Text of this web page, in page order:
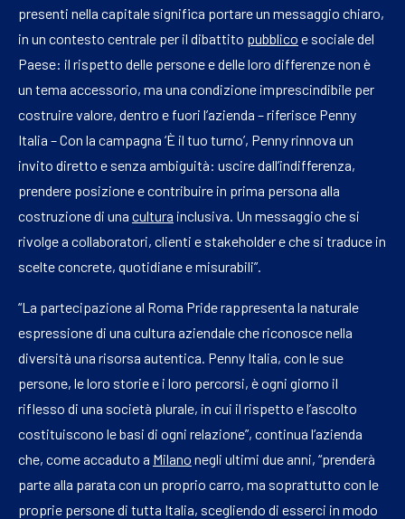
presenti nella capitale significa portare un messaggio chiaro,
in un contesto centrale per il dibattito pubblico e sociale del
Paese: il rispetto delle persone e delle loro differenze non è
un tema accessorio, ma una condizione imprescindibile per
costruire valore, dentro e fuori l’azienda – riferisce Penny
Italia – Con la campagna ‘È il tuo turno’, Penny rinnova un
invito diretto e senza ambiguità: uscire dall’indifferenza,
prendere posizione e contribuire in prima persona alla
costruzione di una cultura inclusiva. Un messaggio che si
rivolge a collaboratori, clienti e stakeholder e che si traduce in
scelte concrete, quotidiane e misurabili”.
“La partecipazione al Roma Pride rappresenta la naturale
espressione di una cultura aziendale che riconosce nella
diversità una risorsa autentica. Penny Italia, con le sue
persone, le loro storie e i loro percorsi, è ogni giorno il
riflesso di una società plurale, in cui il rispetto e l’ascolto
costituiscono le basi di ogni relazione”, continua l’azienda
che, come accaduto a Milano negli ultimi due anni, “prenderà
parte alla parata con un proprio carro, ma soprattutto con le
proprie persone di tutta Italia, scegliendo di esserci in modo